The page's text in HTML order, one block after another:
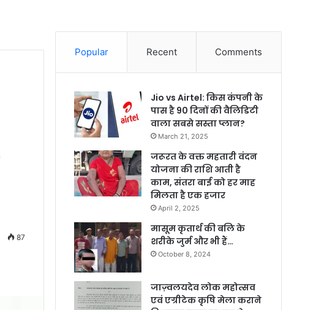
87
Popular Recent Comments
Jio vs Airtel: किस कंपनी के
पास है 90 दिनों की वैलिडिटी
वाला सबसे सस्ता प्लान?
March 21, 2025
जरूरत के वक्त महतारी वंदन
योजना की राशि आती है
काम, संतरा बाई को हर माह
मिलता है एक हजार
April 2, 2025
मासूम कृतार्थ की बलि के
शरीके जुर्म और भी हैं…
October 8, 2024
जाज़्वलयदेव लोक महोत्सव
एवं एग्रीटेक कृषि मेला कराने